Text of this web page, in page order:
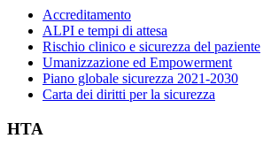
Accreditamento
ALPI e tempi di attesa
Rischio clinico e sicurezza del paziente
Umanizzazione ed Empowerment
Piano globale sicurezza 2021-2030
Carta dei diritti per la sicurezza
HTA